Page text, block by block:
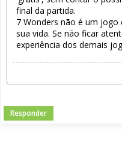
final da partida.
7 Wonders não é um jogo
sua vida. Se não ficar
experiência dos demais
Responder